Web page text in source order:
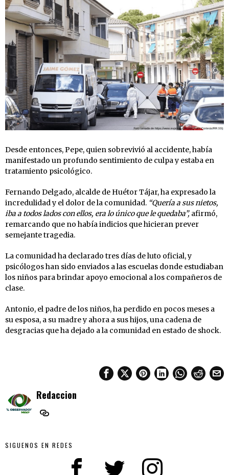
Desde entonces, Pepe, quien sobrevivió al accidente, había
manifestado un profundo sentimiento de culpa y estaba en
tratamiento psicológico.
Fernando Delgado, alcalde de Huétor Tájar, ha expresado la
incredulidad y el dolor de la comunidad. “Quería a sus nietos,
iba a todos lados con ellos, era lo único que le quedaba”, afirmó,
remarcando que no había indicios que hicieran prever
semejante tragedia.
La comunidad ha declarado tres días de luto oficial, y
psicólogos han sido enviados a las escuelas donde estudiaban
los niños para brindar apoyo emocional a los compañeros de
clase.
Antonio, el padre de los niños, ha perdido en pocos meses a
su esposa, a su madre y ahora a sus hijos, una cadena de
desgracias que ha dejado a la comunidad en estado de shock.
Redaccion
SIGUENOS EN REDES